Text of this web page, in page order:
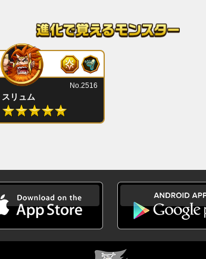
スリュム
No.2516